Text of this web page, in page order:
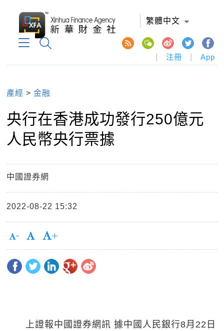
繁體中文
注冊 App
產經 >金融
央行在香港成功發行250億元
人民幣央行票據
中國證券網
2022-08-22 15:32
上證報中國證券網訊 據中國人民銀行8月22日